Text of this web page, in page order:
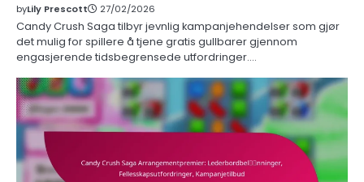
byLily Prescott 27/02/2026
Candy Crush Saga tilbyr jevnlig kampanjehendelser som gjør
det mulig for spillere å tjene gratis gullbarer gjennom
engasjerende tidsbegrensede utfordringer.…